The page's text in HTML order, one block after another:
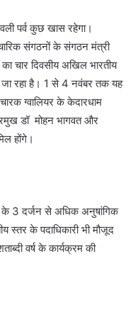
पर्व कुछ खास रहेगा।
संगठनों के संगठन मंत्री
चार दिवसीय अखिल भारतीय
जा रहा है। 1 से 4 नवंबर तक यह
ग्वालियर के केदारधाम
डॉ मोहन भागवत और
होंगे।
के 3 दर्जन से अधिक अनुषांगिक
के पदाधिकारी भी मौजूद
वर्ष के कार्यक्रम की